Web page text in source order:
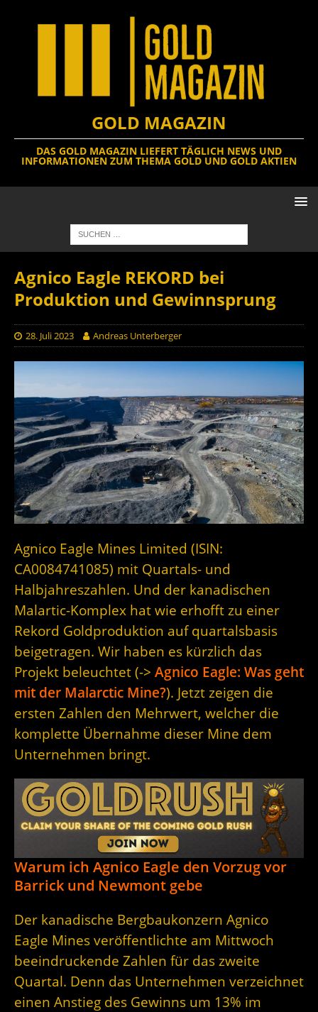
GOLD MAGAZIN
DAS GOLD MAGAZIN LIEFERT TÄGLICH NEWS UND
INFORMATIONEN ZUM THEMA GOLD UND GOLD AKTIEN
Agnico Eagle REKORD bei
Produktion und Gewinnsprung
28. Juli 2023 Andreas Unterberger
Agnico Eagle Mines Limited (ISIN:
CA0084741085) mit Quartals- und
Halbjahreszahlen. Und der kanadischen
Malartic-Komplex hat wie erhofft zu einer
Rekord Goldproduktion auf quartalsbasis
beigetragen. Wir haben es kürzlich das
Projekt beleuchtet (-> Agnico Eagle: Was geht
mit der Malarctic Mine?). Jetzt zeigen die
ersten Zahlen den Mehrwert, welcher die
komplette Übernahme dieser Mine dem
Unternehmen bringt.
Warum ich Agnico Eagle den Vorzug vor
Barrick und Newmont gebe
Der kanadische Bergbaukonzern Agnico
Eagle Mines veröffentlichte am Mittwoch
beeindruckende Zahlen für das zweite
Quartal. Denn das Unternehmen verzeichnet
einen Anstieg des Gewinns um 13% im